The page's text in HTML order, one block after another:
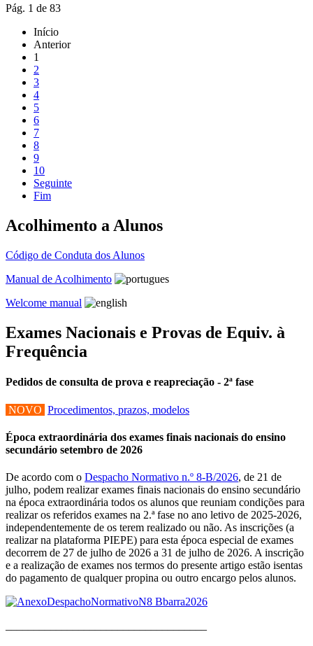
Pág. 1 de 83
Início
Anterior
1
2
3
4
5
6
7
8
9
10
Seguinte
Fim
Acolhimento a Alunos
Código de Conduta dos Alunos
Manual de Acolhimento
Welcome manual
Exames Nacionais e Provas de Equiv. à
Frequência
Pedidos de consulta de prova e reapreciação - 2ª fase
NOVO Procedimentos, prazos, modelos
Época extraordinária dos exames finais nacionais do ensino
secundário setembro de 2026
De acordo com o Despacho Normativo n.º 8-B/2026, de 21 de
julho, podem realizar exames finais nacionais do ensino secundário
na época extraordinária todos os alunos que reuniam condições para
realizar os referidos exames na 2.ª fase no ano letivo de 2025-2026,
independentemente de os terem realizado ou não. As inscrições (a
realizar na plataforma PIEPE) para esta época especial de exames
decorrem de 27 de julho de 2026 a 31 de julho de 2026. A inscrição
e a realização de exames nos termos do presente artigo estão isentas
do pagamento de qualquer propina ou outro encargo pelos alunos.